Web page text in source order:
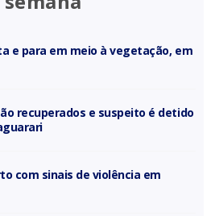
e para em meio à vegetação, em
recuperados e suspeito é detido
com sinais de violência em